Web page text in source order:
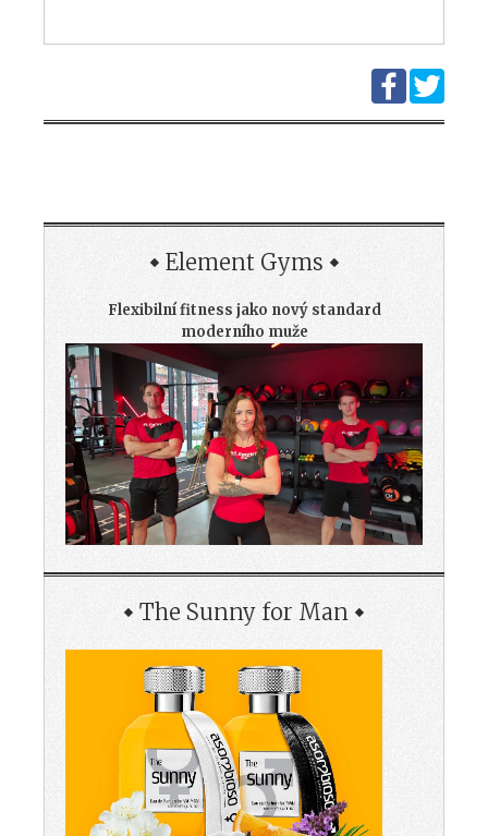
Element Gyms
Flexibilní fitness jako nový standard
moderního muže
The Sunny for Man